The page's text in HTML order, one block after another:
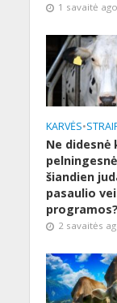
1 savaitė ago
KARVĖS•
Ne didesnė
šiandien
pasaulio
programos?
2 savaitės